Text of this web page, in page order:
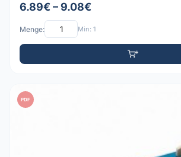
6.89€ – 9.08€
Menge: Min: 1
PDF